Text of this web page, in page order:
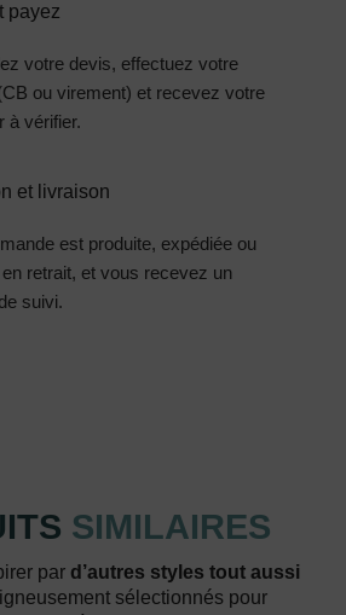
payez
votre devis, effectuez votre
ou virement) et recevez votre
à vérifier.
et livraison
est produite, expédiée ou
retrait, et vous recevez un
suivi.
SIMILAIRES
par d’autres styles tout aussi
sélectionnés pour